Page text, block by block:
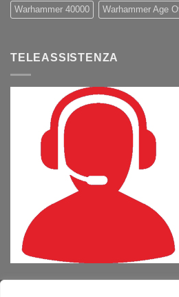
Warhammer 40000 Warhammer Age
TELEASSISTENZA